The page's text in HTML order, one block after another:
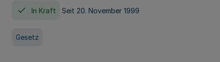
In Kraft Seit 20. November 1999
Gesetz